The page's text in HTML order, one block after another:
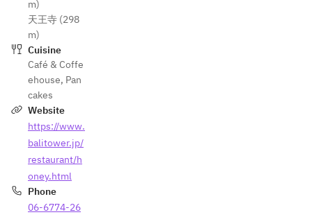
m)
天王寺 (298
m)
Cuisine
Café & Coffe
ehouse, Pan
cakes
Website
https://www.
balitower.jp/
restaurant/h
oney.html
Phone
06-6774-26